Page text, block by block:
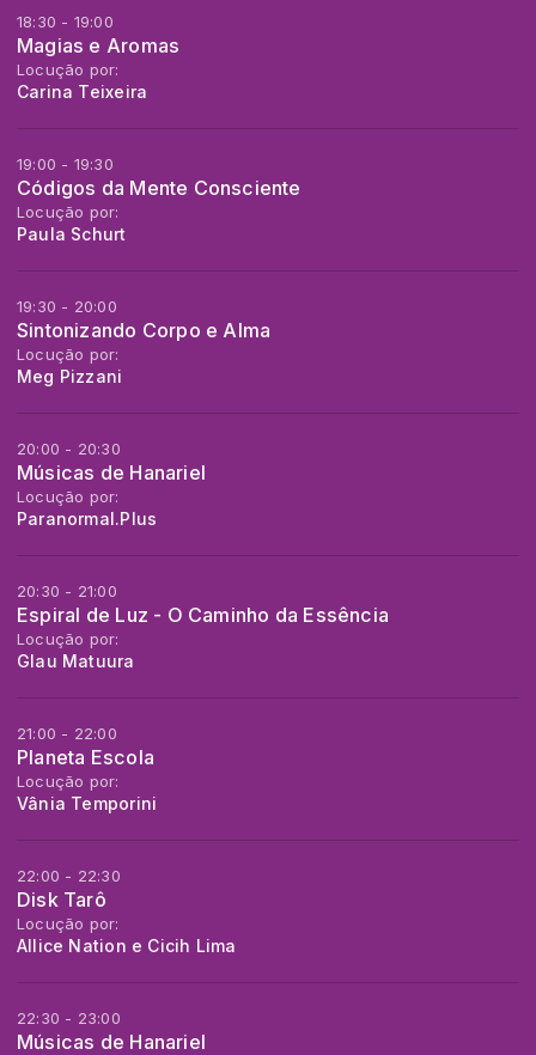
18:30 - 19:00
Magias e Aromas
Locução por:
Carina Teixeira
19:00 - 19:30
Códigos da Mente Consciente
Locução por:
Paula Schurt
19:30 - 20:00
Sintonizando Corpo e Alma
Locução por:
Meg Pizzani
20:00 - 20:30
Músicas de Hanariel
Locução por:
Paranormal.Plus
20:30 - 21:00
Espiral de Luz - O Caminho da Essência
Locução por:
Glau Matuura
21:00 - 22:00
Planeta Escola
Locução por:
Vânia Temporini
22:00 - 22:30
Disk Tarô
Locução por:
Allice Nation e Cicih Lima
22:30 - 23:00
Músicas de Hanariel